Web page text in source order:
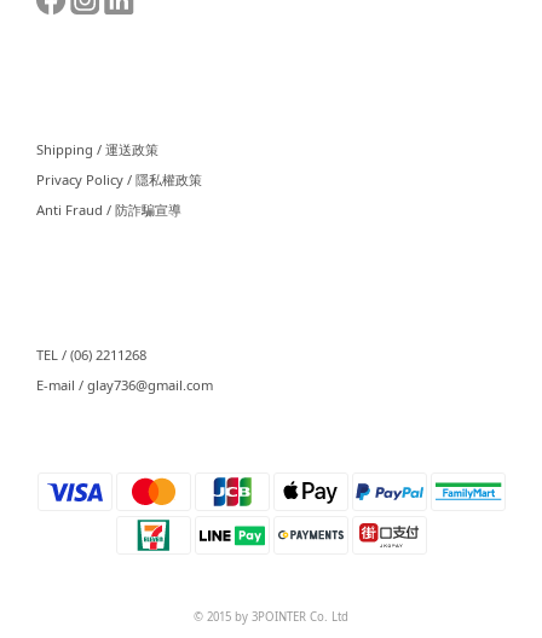
Shipping / 運送政策
Privacy Policy / 隱私權政策
Anti Fraud / 防詐騙宣導
TEL / (06) 2211268
E-mail / glay736@gmail.com⠀⠀
© 2015 by 3POINTER Co. Ltd